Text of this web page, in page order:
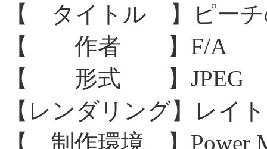
【 タイトル 】ピーチ
【 作者 】F/A
【 形式 】JPEG
【レンダリング】レイ
【 制作環境 】Power